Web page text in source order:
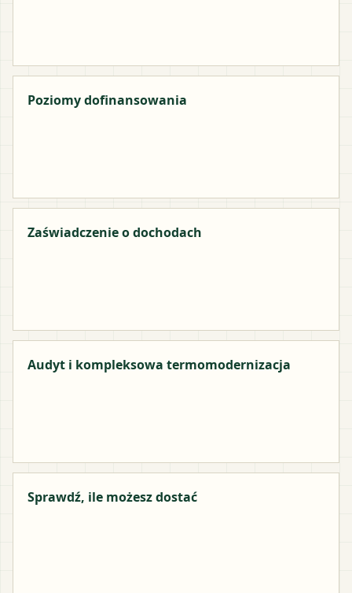
Poziomy dofinansowania
Zaświadczenie o dochodach
Audyt i kompleksowa termomodernizacja
Sprawdź, ile możesz dostać